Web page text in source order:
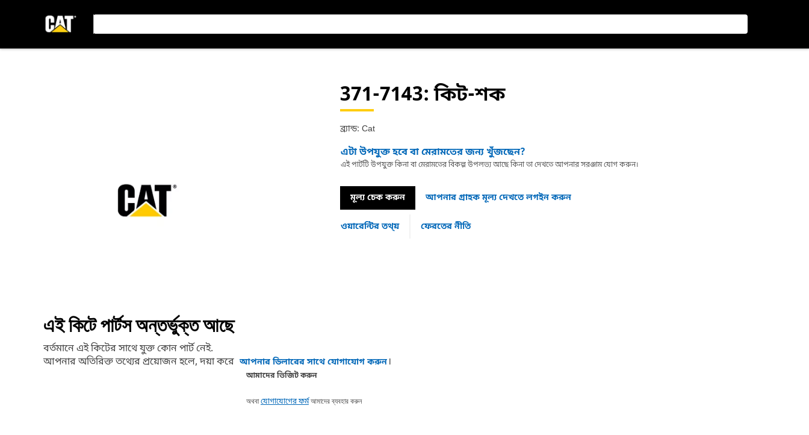
371-7143: কিট-শক
ব্র্যান্ড: Cat
এটা উপযুক্ত হবে বা মেরামতের জন্য খুঁজছেন?
এই পার্টটি উপযুক্ত কিনা বা মেরামতের বিকল্প উপলভ্য আছে কিনা তা দেখতে আপনার সরঞ্জাম যোগ করুন।
মূল্য চেক করুন আপনার গ্রাহক মূল্য দেখতে লগইন করুন
ওয়ারেন্টির তথ্য় ফেরতের নীতি
এই কিটে পার্টস অন্তর্ভুক্ত আছে
বর্তমানে এই কিটের সাথে যুক্ত কোন পার্ট নেই.
আপনার অতিরিক্ত তথ্যের প্রয়োজন হলে, দয়া করে আপনার ডিলারের সাথে যোগাযোগ করুন
আমাদের ভিজিট করুন
অথবাযোগাযোগের ফর্মআমাদের ব্যবহার করুন
।